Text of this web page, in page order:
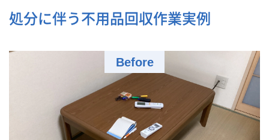
処分に伴う不用品回収作業実例